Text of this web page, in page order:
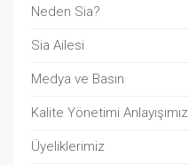
Neden Sia?
Sia Ailesi
Medya ve Basın
Kalite Yönetimi Anlayışımız
Üyeliklerimiz